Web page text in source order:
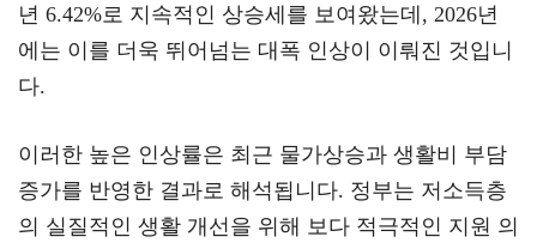
년 6.42%로 지속적인 상승세를 보여왔는데, 2026년
에는 이를 더욱 뛰어넘는 대폭 인상이 이뤄진 것입니
다.
이러한 높은 인상률은 최근 물가상승과 생활비 부담
증가를 반영한 결과로 해석됩니다. 정부는 저소득층
의 실질적인 생활 개선을 위해 보다 적극적인 지원 의